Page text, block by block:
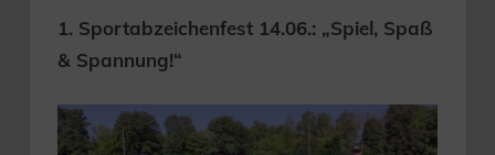
1. Sportabzeichenfest 14.06.: „Spiel, Spaß
& Spannung!“